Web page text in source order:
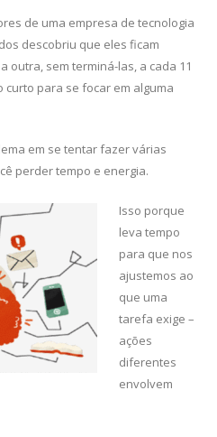
de uma empresa de tecnologia
descobriu que eles ficam
outra, sem terminá-las, a cada 11
curto para se focar em alguma
em se tentar fazer várias
perder tempo e energia.
Isso porque
leva tempo
para que nos
ajustemos ao
que uma
tarefa exige –
ações
diferentes
envolvem